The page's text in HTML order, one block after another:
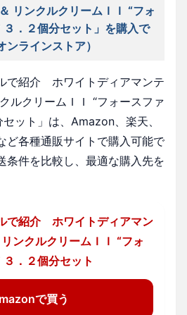
リンクルクリームＩＩ “フォ
３．２個分セット」を購入で
ンラインストア）
で紹介 ホワイトディアマンテ
ルクリームＩＩ “フォースファ
ット」は、Amazon、楽天、
ど各種通販サイトで購入可能で
条件を比較し、最適な購入先を
で紹介 ホワイトディアマン
ンクルクリームＩＩ “フォ
．２個分セット
で買う